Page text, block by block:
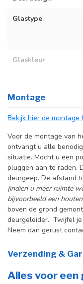
Glastype
Glaskleur
Incl. deurgreep
Incl. systeem
Montage
Bekijk hier de montage
Voor de montage van
ontvangt u alle
situatie. Mocht u een
pluggen aan te raden.
deurgeep. De afstand
(indien u meer ruimte
bijvoorbeeld een
boven de grond
deurgeleider. Twijfel
Neem dan gerust
Verzending &
Alles voor een